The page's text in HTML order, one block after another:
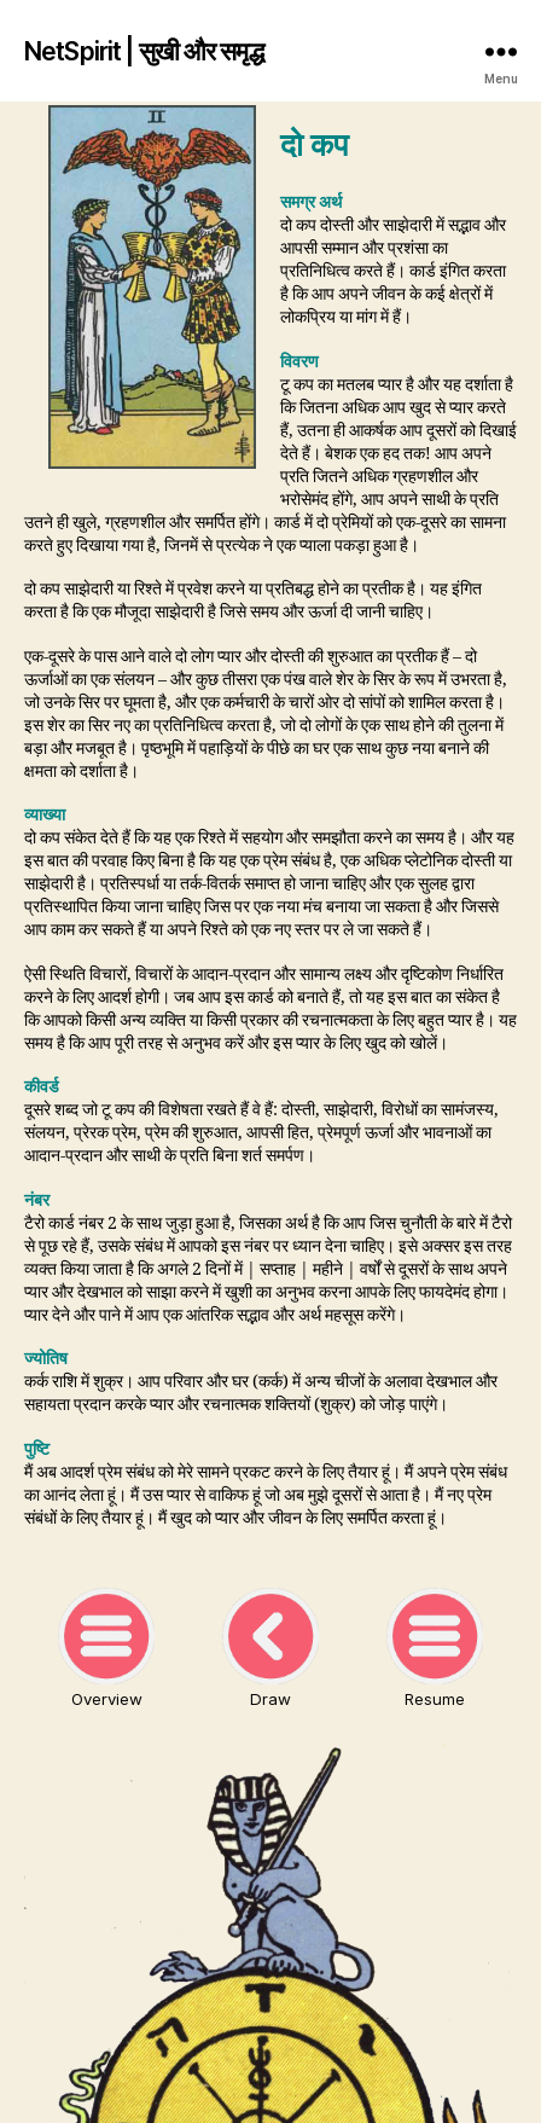
NetSpirit | सुखी और समृद्ध
Menu
दो कप
समग्र अर्थ
दो कप दोस्ती और साझेदारी में सद्भाव और
आपसी सम्मान और प्रशंसा का
प्रतिनिधित्व करते हैं। कार्ड इंगित करता
है कि आप अपने जीवन के कई क्षेत्रों में
लोकप्रिय या मांग में हैं।
विवरण
टू कप का मतलब प्यार है और यह दर्शाता है
कि जितना अधिक आप खुद से प्यार करते
हैं, उतना ही आकर्षक आप दूसरों को दिखाई
देते हैं। बेशक एक हद तक! आप अपने
प्रति जितने अधिक ग्रहणशील और
भरोसेमंद होंगे, आप अपने साथी के प्रति
उतने ही खुले, ग्रहणशील और समर्पित होंगे। कार्ड में दो प्रेमियों को एक-दूसरे का सामना
करते हुए दिखाया गया है, जिनमें से प्रत्येक ने एक प्याला पकड़ा हुआ है।
दो कप साझेदारी या रिश्ते में प्रवेश करने या प्रतिबद्ध होने का प्रतीक है। यह इंगित
करता है कि एक मौजूदा साझेदारी है जिसे समय और ऊर्जा दी जानी चाहिए।
एक-दूसरे के पास आने वाले दो लोग प्यार और दोस्ती की शुरुआत का प्रतीक हैं – दो
ऊर्जाओं का एक संलयन – और कुछ तीसरा एक पंख वाले शेर के सिर के रूप में उभरता है,
जो उनके सिर पर घूमता है, और एक कर्मचारी के चारों ओर दो सांपों को शामिल करता है।
इस शेर का सिर नए का प्रतिनिधित्व करता है, जो दो लोगों के एक साथ होने की तुलना में
बड़ा और मजबूत है। पृष्ठभूमि में पहाड़ियों के पीछे का घर एक साथ कुछ नया बनाने की
क्षमता को दर्शाता है।
व्याख्या
दो कप संकेत देते हैं कि यह एक रिश्ते में सहयोग और समझौता करने का समय है। और यह
इस बात की परवाह किए बिना है कि यह एक प्रेम संबंध है, एक अधिक प्लेटोनिक दोस्ती या
साझेदारी है। प्रतिस्पर्धा या तर्क-वितर्क समाप्त हो जाना चाहिए और एक सुलह द्वारा
प्रतिस्थापित किया जाना चाहिए जिस पर एक नया मंच बनाया जा सकता है और जिससे
आप काम कर सकते हैं या अपने रिश्ते को एक नए स्तर पर ले जा सकते हैं।
ऐसी स्थिति विचारों, विचारों के आदान-प्रदान और सामान्य लक्ष्य और दृष्टिकोण निर्धारित
करने के लिए आदर्श होगी। जब आप इस कार्ड को बनाते हैं, तो यह इस बात का संकेत है
कि आपको किसी अन्य व्यक्ति या किसी प्रकार की रचनात्मकता के लिए बहुत प्यार है। यह
समय है कि आप पूरी तरह से अनुभव करें और इस प्यार के लिए खुद को खोलें।
कीवर्ड
दूसरे शब्द जो टू कप की विशेषता रखते हैं वे हैं: दोस्ती, साझेदारी, विरोधों का सामंजस्य,
संलयन, प्रेरक प्रेम, प्रेम की शुरुआत, आपसी हित, प्रेमपूर्ण ऊर्जा और भावनाओं का
आदान-प्रदान और साथी के प्रति बिना शर्त समर्पण।
नंबर
टैरो कार्ड नंबर 2 के साथ जुड़ा हुआ है, जिसका अर्थ है कि आप जिस चुनौती के बारे में टैरो
से पूछ रहे हैं, उसके संबंध में आपको इस नंबर पर ध्यान देना चाहिए। इसे अक्सर इस तरह
व्यक्त किया जाता है कि अगले 2 दिनों में | सप्ताह | महीने | वर्षों से दूसरों के साथ अपने
प्यार और देखभाल को साझा करने में खुशी का अनुभव करना आपके लिए फायदेमंद होगा।
प्यार देने और पाने में आप एक आंतरिक सद्भाव और अर्थ महसूस करेंगे।
ज्योतिष
कर्क राशि में शुक्र। आप परिवार और घर (कर्क) में अन्य चीजों के अलावा देखभाल और
सहायता प्रदान करके प्यार और रचनात्मक शक्तियों (शुक्र) को जोड़ पाएंगे।
पुष्टि
मैं अब आदर्श प्रेम संबंध को मेरे सामने प्रकट करने के लिए तैयार हूं। मैं अपने प्रेम संबंध
का आनंद लेता हूं। मैं उस प्यार से वाकिफ हूं जो अब मुझे दूसरों से आता है। मैं नए प्रेम
संबंधों के लिए तैयार हूं। मैं खुद को प्यार और जीवन के लिए समर्पित करता हूं।
Overview Draw Resume